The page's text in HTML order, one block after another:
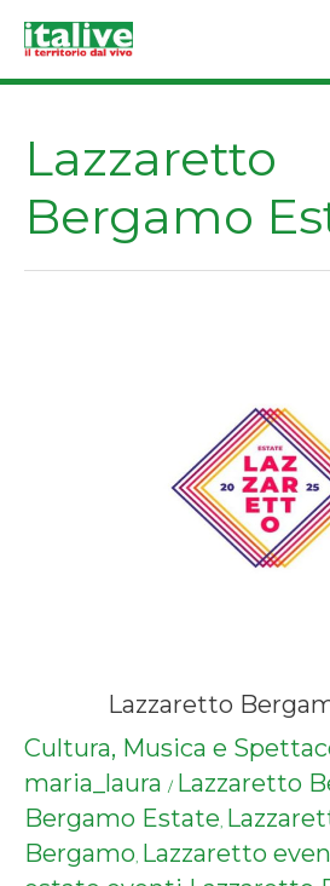
Lazzaretto
Bergamo
Lazzaretto
Cultura, Musica e
maria_laura / Lazzaretto
Bergamo Estate,
Bergamo, Lazzaretto